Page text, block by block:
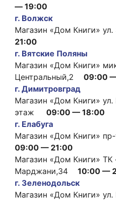
— 19:00
г. Волжск
Магазин «Дом Книги» ул.
21:00
г. Вятские Поляны
Магазин «Дом Книги»
Центральный,2 09:00
г. Димитровград
Магазин «Дом Книги» ул.
этаж 09:00 — 18:00
г. Елабуга
Магазин «Дом Книги»
09:00 — 21:00
Магазин «Дом Книги» ТК
Марджани,34 10:00 —
г. Зеленодольск
Магазин «Дом Книги»